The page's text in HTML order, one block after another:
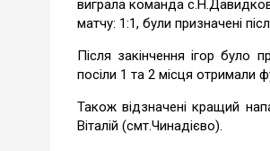
виграла команда
матчу: 1:1, були призначені
Після закінчення ігор
посіли 1 та 2 місця отримали
Також відзначені кращий
Віталій (смт.Чинадієво).